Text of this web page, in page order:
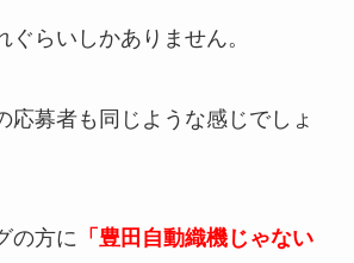
ぐらいしかありません。
応募者も同じような感じでしょ
の方に 「豊田自動織機じゃない